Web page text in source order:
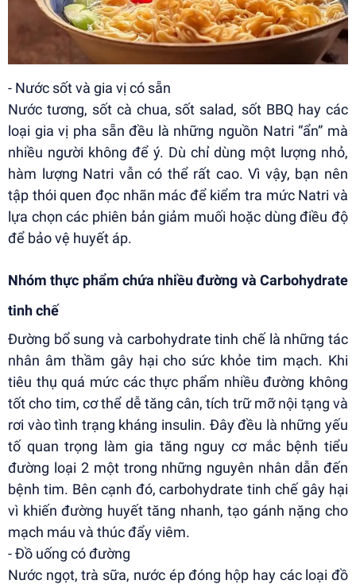
- Nước sốt và gia vị có sẵn
Nước tương, sốt cà chua, sốt salad, sốt BBQ hay các
loại gia vị pha sẵn đều là những nguồn Natri “ẩn” mà
nhiều người không để ý. Dù chỉ dùng một lượng nhỏ,
hàm lượng Natri vẫn có thể rất cao. Vì vậy, bạn nên
tập thói quen đọc nhãn mác để kiểm tra mức Natri và
lựa chọn các phiên bản giảm muối hoặc dùng điều độ
để bảo vệ huyết áp.
Nhóm thực phẩm chứa nhiều đường và Carbohydrate
tinh chế
Đường bổ sung và carbohydrate tinh chế là những tác
nhân âm thầm gây hại cho sức khỏe tim mạch. Khi
tiêu thụ quá mức các thực phẩm nhiều đường không
tốt cho tim, cơ thể dễ tăng cân, tích trữ mỡ nội tạng và
rơi vào tình trạng kháng insulin. Đây đều là những yếu
tố quan trọng làm gia tăng nguy cơ mắc bệnh tiểu
đường loại 2 một trong những nguyên nhân dẫn đến
bệnh tim. Bên cạnh đó, carbohydrate tinh chế gây hại
vì khiến đường huyết tăng nhanh, tạo gánh nặng cho
mạch máu và thúc đẩy viêm.
- Đồ uống có đường
Nước ngọt, trà sữa, nước ép đóng hộp hay các loại đồ